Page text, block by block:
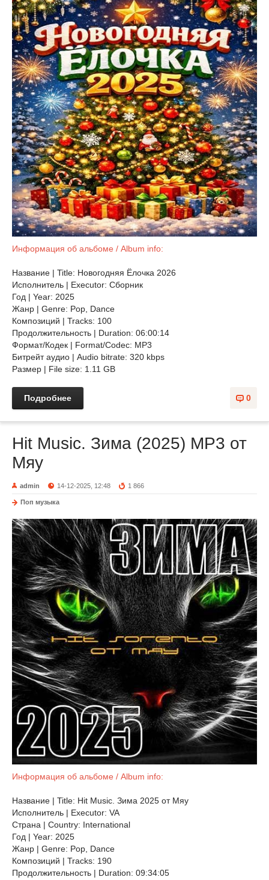
Информация об альбоме / Album info:
Название | Title: Новогодняя Ёлочка 2026
Исполнитель | Executor: Сборник
Год | Year: 2025
Жанр | Genre: Pop, Dance
Композиций | Tracks: 100
Продолжительность | Duration: 06:00:14
Формат/Кодек | Format/Codec: MP3
Битрейт аудио | Audio bitrate: 320 kbps
Размер | File size: 1.11 GB
0
Подробнее
Hit Music. Зима (2025) MP3 от
Мяу
admin 14-12-2025, 12:48 1 866
Поп музыка
Информация об альбоме / Album info:
Название | Title: Hit Music. Зима 2025 от Мяу
Исполнитель | Executor: VA
Страна | Country: International
Год | Year: 2025
Жанр | Genre: Pop, Dance
Композиций | Tracks: 190
Продолжительность | Duration: 09:34:05